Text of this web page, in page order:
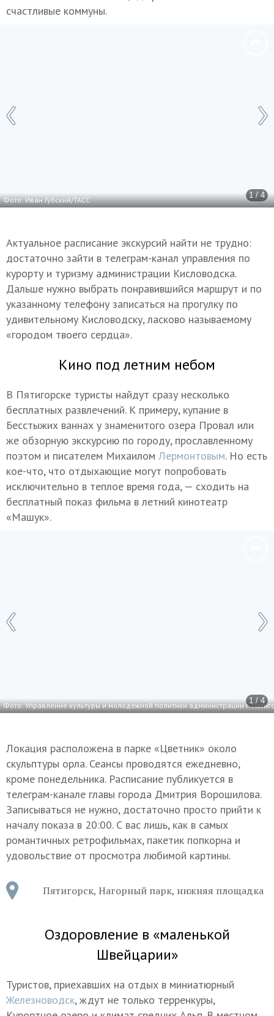
счастливые коммуны.
1 / 4
Фото: Иван Губский/ТАСС
Актуальное расписание экскурсий найти не трудно:
достаточно зайти в телеграм-канал управления по
курорту и туризму администрации Кисловодска.
Дальше нужно выбрать понравившийся маршрут и по
указанному телефону записаться на прогулку по
удивительному Кисловодску, ласково называемому
«городом твоего сердца».
Кино под летним небом
В Пятигорске туристы найдут сразу несколько
бесплатных развлечений. К примеру, купание в
Бесстыжих ваннах у знаменитого озера Провал или
же обзорную экскурсию по городу, прославленному
поэтом и писателем Михаилом Лермонтовым. Но есть
кое-что, что отдыхающие могут попробовать
исключительно в теплое время года, — сходить на
бесплатный показ фильма в летний кинотеатр
«Машук».
1 / 4
Фото: Управление культуры и молодежной политики администрации г.
Локация расположена в парке «Цветник» около
скульптуры орла. Сеансы проводятся ежедневно,
кроме понедельника. Расписание публикуется в
телеграм-канале главы города Дмитрия Ворошилова.
Записываться не нужно, достаточно просто прийти к
началу показа в 20:00. С вас лишь, как в самых
романтичных ретрофильмах, пакетик попкорна и
удовольствие от просмотра любимой картины.
Пятигорск, Нагорный парк, нижняя площадка
Оздоровление в «маленькой
Швейцарии»
Туристов, приехавших на отдых в миниатюрный
Железноводск, ждут не только терренкуры,